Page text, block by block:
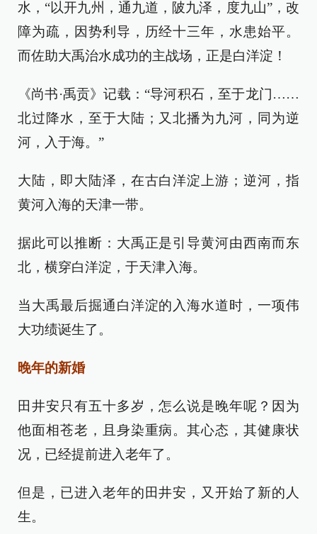
水，“以开九州，通九道，陂九泽，度九山”，改
障为疏，因势利导，历经十三年，水患始平。
而佐助大禹治水成功的主战场，正是白洋淀！
《尚书·禹贡》记载：“导河积石，至于龙门……
北过降水，至于大陆；又北播为九河，同为逆
河，入于海。”
大陆，即大陆泽，在古白洋淀上游；逆河，指
黄河入海的天津一带。
据此可以推断：大禹正是引导黄河由西南而东
北，横穿白洋淀，于天津入海。
当大禹最后掘通白洋淀的入海水道时，一项伟
大功绩诞生了。
晚年的新婚
田井安只有五十多岁，怎么说是晚年呢？因为
他面相苍老，且身染重病。其心态，其健康状
况，已经提前进入老年了。
但是，已进入老年的田井安，又开始了新的人
生。